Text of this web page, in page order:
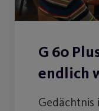
G 60
endlich
Gedächtnis